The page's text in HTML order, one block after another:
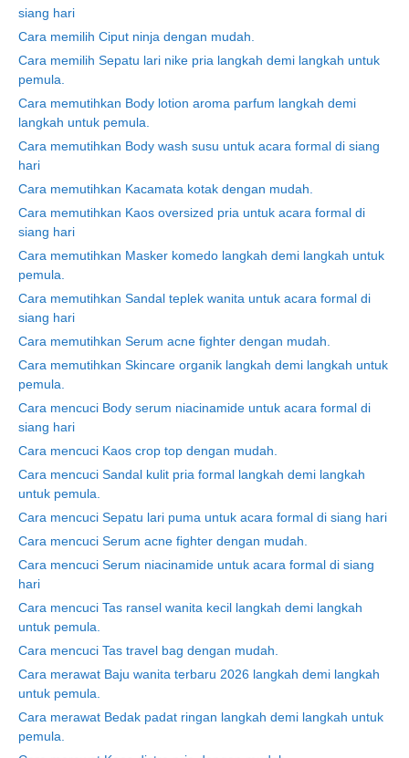
siang hari
Cara memilih Ciput ninja dengan mudah.
Cara memilih Sepatu lari nike pria langkah demi langkah untuk
pemula.
Cara memutihkan Body lotion aroma parfum langkah demi
langkah untuk pemula.
Cara memutihkan Body wash susu untuk acara formal di siang
hari
Cara memutihkan Kacamata kotak dengan mudah.
Cara memutihkan Kaos oversized pria untuk acara formal di
siang hari
Cara memutihkan Masker komedo langkah demi langkah untuk
pemula.
Cara memutihkan Sandal teplek wanita untuk acara formal di
siang hari
Cara memutihkan Serum acne fighter dengan mudah.
Cara memutihkan Skincare organik langkah demi langkah untuk
pemula.
Cara mencuci Body serum niacinamide untuk acara formal di
siang hari
Cara mencuci Kaos crop top dengan mudah.
Cara mencuci Sandal kulit pria formal langkah demi langkah
untuk pemula.
Cara mencuci Sepatu lari puma untuk acara formal di siang hari
Cara mencuci Serum acne fighter dengan mudah.
Cara mencuci Serum niacinamide untuk acara formal di siang
hari
Cara mencuci Tas ransel wanita kecil langkah demi langkah
untuk pemula.
Cara mencuci Tas travel bag dengan mudah.
Cara merawat Baju wanita terbaru 2026 langkah demi langkah
untuk pemula.
Cara merawat Bedak padat ringan langkah demi langkah untuk
pemula.